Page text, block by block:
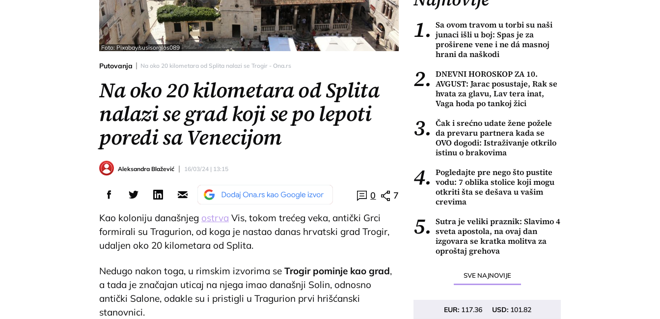
Foto: Pixabay/susisorglos089
Putovanja Na oko 20 kilometara od Splita nalazi se Trogir - Ona.rs
Na oko 20 kilometara od Splita
nalazi se grad koji se po lepoti
poredi sa Venecijom
Aleksandra Blažević 16/03/24 | 13:15
0 7
Kao koloniju današnjeg ostrva Vis, tokom trećeg veka, antički Grci
formirali su Tragurion, od koga je nastao danas hrvatski grad Trogir,
udaljen oko 20 kilometara od Splita.
Nedugo nakon toga, u rimskim izvorima se Trogir pominje kao grad,
a tada je značajan uticaj na njega imao današnji Solin, odnosno
antički Salone, odakle su i pristigli u Tragurion prvi hrišćanski
stanovnici.
1. Sa ovom travom u torbi su naši
junaci išli u boj: Spas je za
proširene vene i ne dá masnoj
hrani da naškodi
2. DNEVNI HOROSKOP ZA 10.
AVGUST: Jarac posustaje, Rak se
hvata za glavu, Lav tera inat,
Vaga hoda po tankoj žici
3. Čak i srećno udate žene požele
da prevaru partnera kada se
OVO dogodi: Istraživanje otkrilo
istinu o brakovima
4. Pogledajte pre nego što pustite
vodu: 7 oblika stolice koji mogu
otkriti šta se dešava u vašim
crevima
5. Sutra je veliki praznik: Slavimo 4
sveta apostola, na ovaj dan
izgovara se kratka molitva za
oproštaj grehova
SVE NAJNOVIJE
EUR: 117.36 USD: 101.82